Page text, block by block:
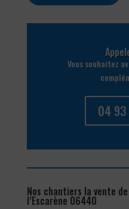
Vous souhaitez
04 93
Nos chantiers la vente
l’Escarène 06440